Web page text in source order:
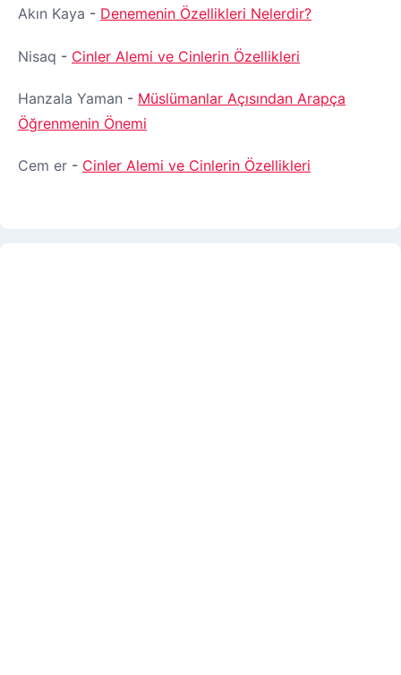
SÜLUK
Akın Kaya - Denemenin Özellikleri Nelerdir?
Nisaq - Cinler Alemi ve Cinlerin Özellikleri
Hanzala Yaman - Müslümanlar Açısından Arapça
Öğrenmenin Önemi
Cem er - Cinler Alemi ve Cinlerin Özellikleri